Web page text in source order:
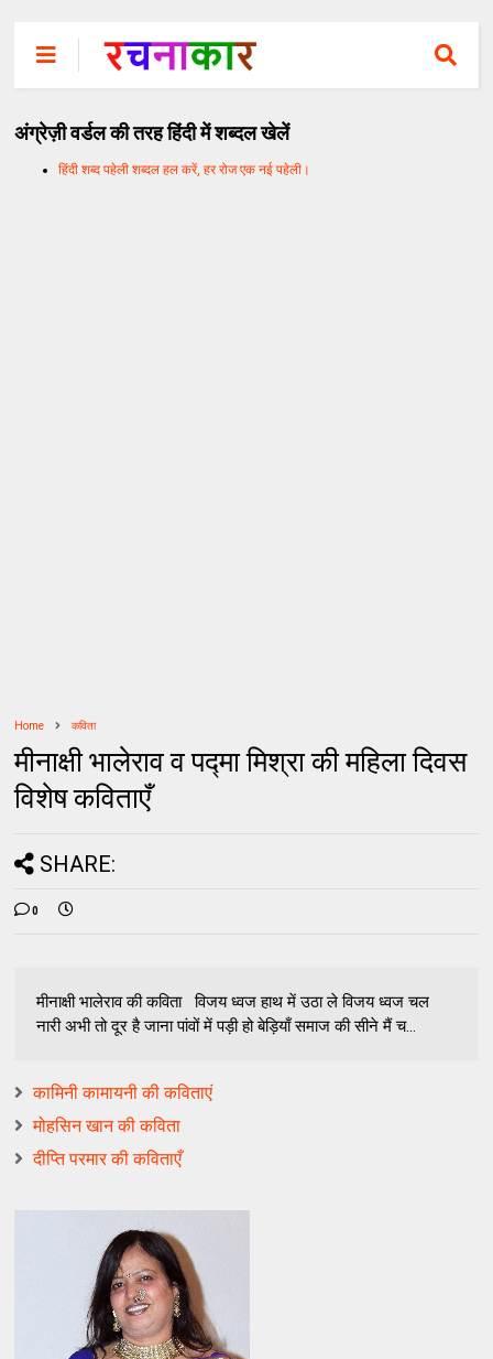
अंग्रेज़ी वर्डल की तरह हिंदी में शब्दल खेलें
हिंदी शब्द पहेली शब्दल हल करें, हर रोज एक नई पहेली।
Home कविता
मीनाक्षी भालेराव व पद्मा मिश्रा की महिला दिवस
विशेष कविताएँ
SHARE:
0
मीनाक्षी भालेराव की कविता विजय ध्वज हाथ में उठा ले विजय ध्वज चल
नारी अभी तो दूर है जाना पांवों में पड़ी हो बेड़ियाँ समाज की सीने मैं च...
कामिनी कामायनी की कविताएं
मोहसिन खान की कविता
दीप्‍ति परमार की कविताएँ